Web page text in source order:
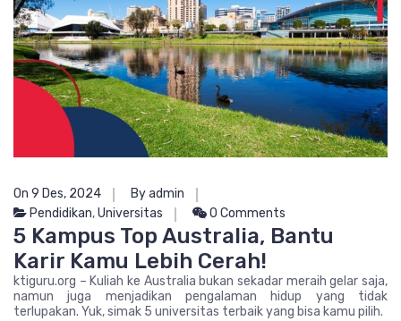
On 9 Des, 2024
By admin
Pendidikan,Universitas 0 Comments
5 Kampus Top Australia, Bantu
Karir Kamu Lebih Cerah!
ktiguru.org – Kuliah ke Australia bukan sekadar meraih gelar saja,
namun juga menjadikan pengalaman hidup yang tidak
terlupakan. Yuk, simak 5 universitas terbaik yang bisa kamu pilih.